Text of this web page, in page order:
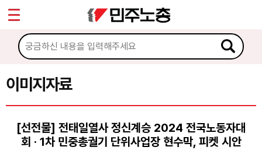
이미지자료
[선전물] 전태일열사 정신계승 2024 전국노동자대
회 · 1차 민중총궐기 단위사업장 현수막, 피켓 시안
마이페이지
소개
소식
자료
Sketchbook5, 스케치북5
Sketchbook5, 스케치북5